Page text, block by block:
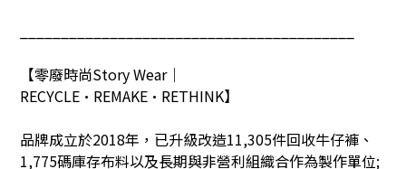
【零廢時尚Story Wear｜
RECYCLE•REMAKE•RETHINK】
品牌成立於2018年，已升級改造11,305件回收牛仔褲、
1,775碼庫存布料以及長期與非營利組織合作為製作單位;